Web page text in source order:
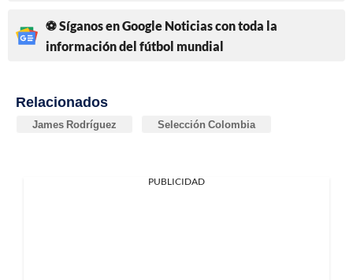
⚽ Síganos en Google Noticias con toda la
información del fútbol mundial
Relacionados
James Rodríguez Selección Colombia
PUBLICIDAD